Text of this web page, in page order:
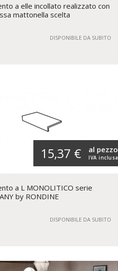
a elle incollato realizzato con
mattonella scelta
DISPONIBILE DA SUBITO
15,37 € IVA inclusa
al pezzo
a L MONOLITICO serie
by RONDINE
DISPONIBILE DA SUBITO